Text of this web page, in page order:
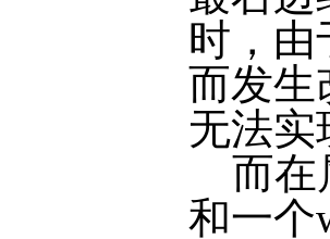
时，由
而发生
无法实
而在
和一个